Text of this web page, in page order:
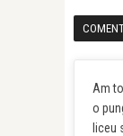
Am
o
liceu